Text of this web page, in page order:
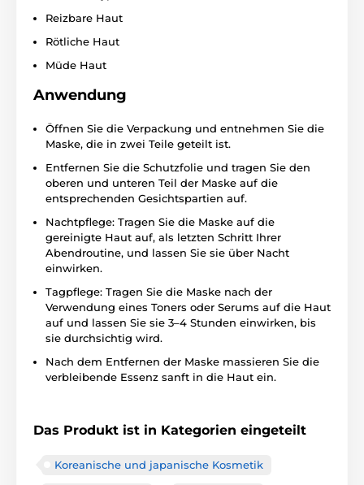
Reizbare Haut
Rötliche Haut
Müde Haut
Anwendung
Öffnen Sie die Verpackung und entnehmen Sie die
Maske, die in zwei Teile geteilt ist.
Entfernen Sie die Schutzfolie und tragen Sie den
oberen und unteren Teil der Maske auf die
entsprechenden Gesichtspartien auf.
Nachtpflege: Tragen Sie die Maske auf die
gereinigte Haut auf, als letzten Schritt Ihrer
Abendroutine, und lassen Sie sie über Nacht
einwirken.
Tagpflege: Tragen Sie die Maske nach der
Verwendung eines Toners oder Serums auf die Haut
auf und lassen Sie sie 3–4 Stunden einwirken, bis
sie durchsichtig wird.
Nach dem Entfernen der Maske massieren Sie die
verbleibende Essenz sanft in die Haut ein.
Das Produkt ist in Kategorien eingeteilt
Koreanische und japanische Kosmetik